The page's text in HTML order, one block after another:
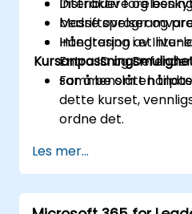
Integrasjon av
Entra ID og
sammenslått
Masse øvelser og
Håndtering i et live-
For å be om en
dette kurset,
ordne det.
Les mer...